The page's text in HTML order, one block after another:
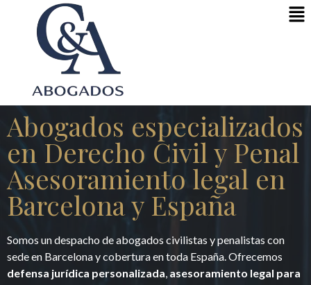
Abogados especializados
en Derecho Civil y Penal
Asesoramiento legal en
Barcelona y España
Somos un despacho de abogados civilistas y penalistas con
sede en Barcelona y cobertura en toda España. Ofrecemos
defensa jurídica personalizada, asesoramiento legal para